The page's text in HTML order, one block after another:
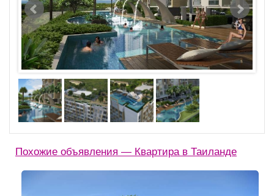
Похожие объявления — Квартира в Таиланде